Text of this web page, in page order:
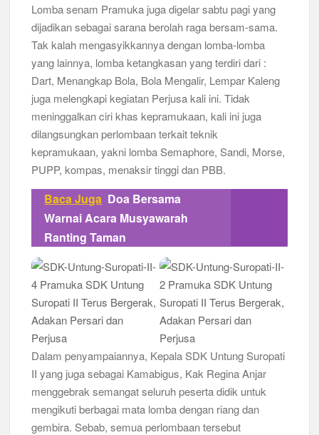
Lomba senam Pramuka juga digelar sabtu pagi yang
dijadikan sebagai sarana berolah raga bersam-sama.
Tak kalah mengasyikkannya dengan lomba-lomba
yang lainnya, lomba ketangkasan yang terdiri dari :
Dart, Menangkap Bola, Bola Mengalir, Lempar Kaleng
juga melengkapi kegiatan Perjusa kali ini. Tidak
meninggalkan ciri khas kepramukaan, kali ini juga
dilangsungkan perlombaan terkait teknik
kepramukaan, yakni lomba Semaphore, Sandi, Morse,
PUPP, kompas, menaksir tinggi dan PBB.
Baca Juga Doa Bersama
Warnai Acara Musyawarah
Ranting Taman
Dalam penyampaiannya, Kepala SDK Untung Suropati
II yang juga sebagai Kamabigus, Kak Regina Anjar
menggebrak semangat seluruh peserta didik untuk
mengikuti berbagai mata lomba dengan riang dan
gembira. Sebab, semua perlombaan tersebut